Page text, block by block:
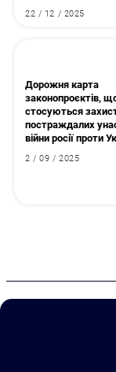
22 / 12 / 2025
Дорожня карта
законопроєктів,
стосуються
постраждалих
війни росії проти
2 / 09 / 2025